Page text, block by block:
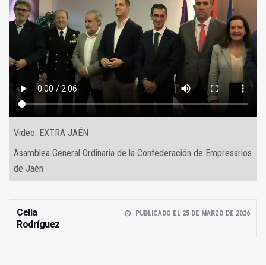
Video: EXTRA JAÉN
Asamblea General Ordinaria de la Confederación de Empresarios
de Jaén
Celia
Rodríguez
PUBLICADO EL 25 DE MARZO DE 2026